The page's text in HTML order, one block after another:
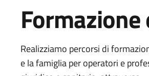
Realizziamo percorsi di
e la famiglia per operatori e